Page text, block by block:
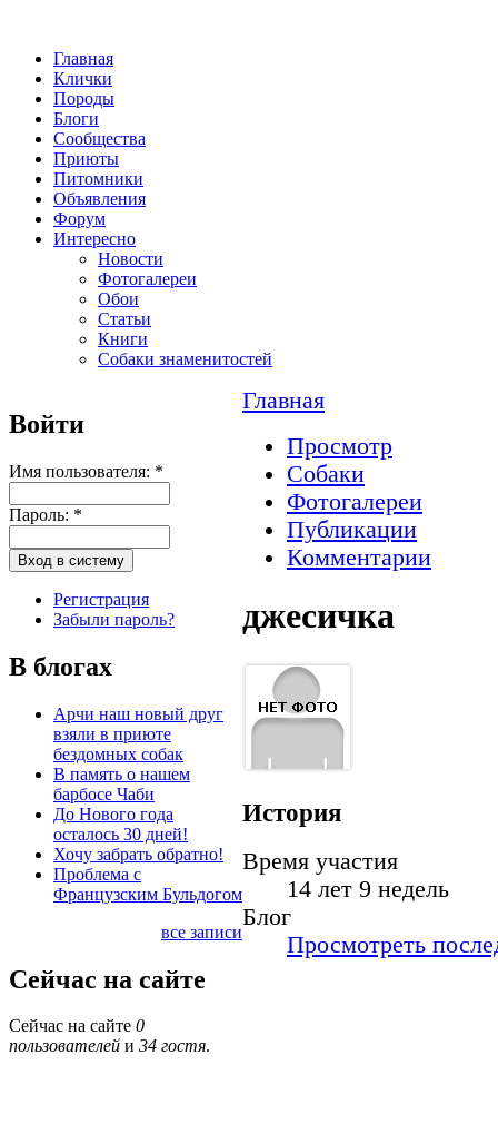
Главная
Клички
Породы
Блоги
Сообщества
Приюты
Питомники
Объявления
Форум
Интересно
Новости
Фотогалереи
Обои
Статьи
Книги
Собаки знаменитостей
Войти
Имя пользователя: *
Пароль: *
Регистрация
Забыли пароль?
В блогах
Арчи наш новый друг
взяли в приюте
бездомных собак
В память о нашем
барбосе Чаби
До Нового года
осталось 30 дней!
Хочу забрать обратно!
Проблема с
Французским Бульдогом
все записи
Сейчас на сайте
Сейчас на сайте 0
пользователей и 34 гостя.
Главная
Просмотр
Собаки
Фотогалереи
Публикации
Комментарии
джесичка
История
Время участия
14 лет 9 недель
Блог
Просмотреть